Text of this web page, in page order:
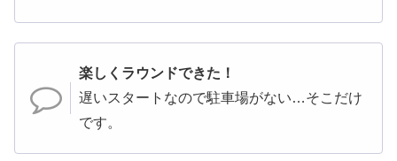
楽しくラウンドできた！
遅いスタートなので駐車場がない…そこだけ
です。